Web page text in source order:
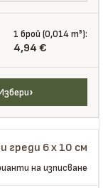
1 брой (0,014 m³):
4,94 €
греди 6 x 10 см
на изписване